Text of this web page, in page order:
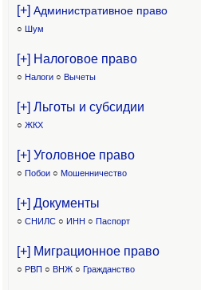
[+] Административное право
○ Шум
[+] Налоговое право
○ Налоги ○ Вычеты
[+] Льготы и субсидии
○ ЖКХ
[+] Уголовное право
○ Побои ○ Мошенничество
[+] Документы
○ СНИЛС ○ ИНН ○ Паспорт
[+] Миграционное право
○ РВП ○ ВНЖ ○ Гражданство